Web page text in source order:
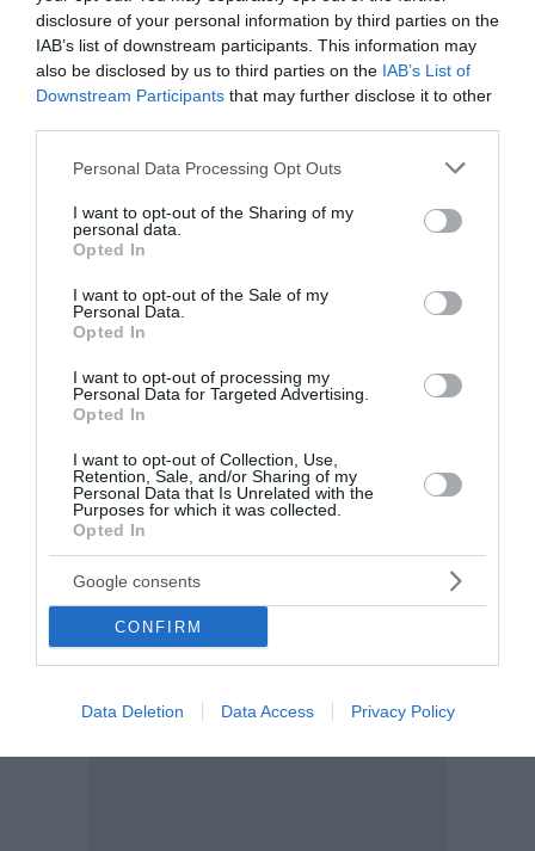
disclosure of your personal information by third parties on the
IAB’s list of downstream participants. This information may
also be disclosed by us to third parties on the IAB’s List of
Downstream Participants that may further disclose it to other
Please note that this website/app uses one or more Google
not limited to your visit or usage behaviour. You may click to
grant or deny consent to Google and its third-party tags to
use your data for below specified purposes in below Google
consent section.
Personal Data Processing Opt Outs
I want to opt-out of the Sharing of my
personal data.
Opted In
I want to opt-out of the Sale of my
Personal Data.
Opted In
I want to opt-out of processing my
Personal Data for Targeted Advertising.
Opted In
I want to opt-out of Collection, Use,
Retention, Sale, and/or Sharing of my
Personal Data that Is Unrelated with the
Purposes for which it was collected.
Opted In
Google consents
CONFIRM
Data Deletion Data Access Privacy Policy
Ζάκυνθος: Οκτώ καταγγελίες για
βιασμό μέσα σε 20 ημέρες
καταγγελίες τουριστριών για βιασμό μέσα σε 20
ημέρες. Σύμφωνα με τον πρόεδρο της ΠΟΕΔΗΝ,
Νοσοκομείου Ζακύνθου ξεπερν...
19:48 | 06 Αυγούστου 2026